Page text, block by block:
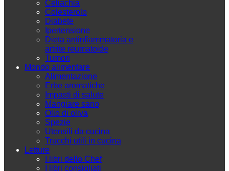
Celiachia
Colesterolo
Diabete
Ipertensione
Dieta antinfiammatoria e
artrite reumatoide
Tumori
Mondo alimentare
Alimentazione
Erbe aromatiche
Impasti di salute
Mangiare sano
Olio di oliva
Spezie
Utensili da cucina
Trucchi utili in cucina
Letture
I libri dello Chef
I libri consigliati